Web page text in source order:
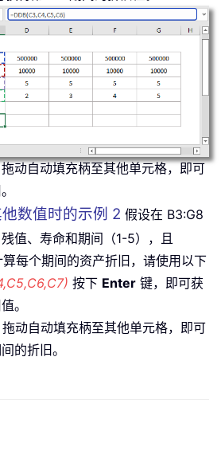
动自动填充柄至其他单元格，即可
数值时的示例 2 假设在 B3:G8
值、寿命和期间（1-5），且
每个期间的资产折旧，请使用以下
按下 Enter 键，即可获
。
动自动填充柄至其他单元格，即可
的折旧。